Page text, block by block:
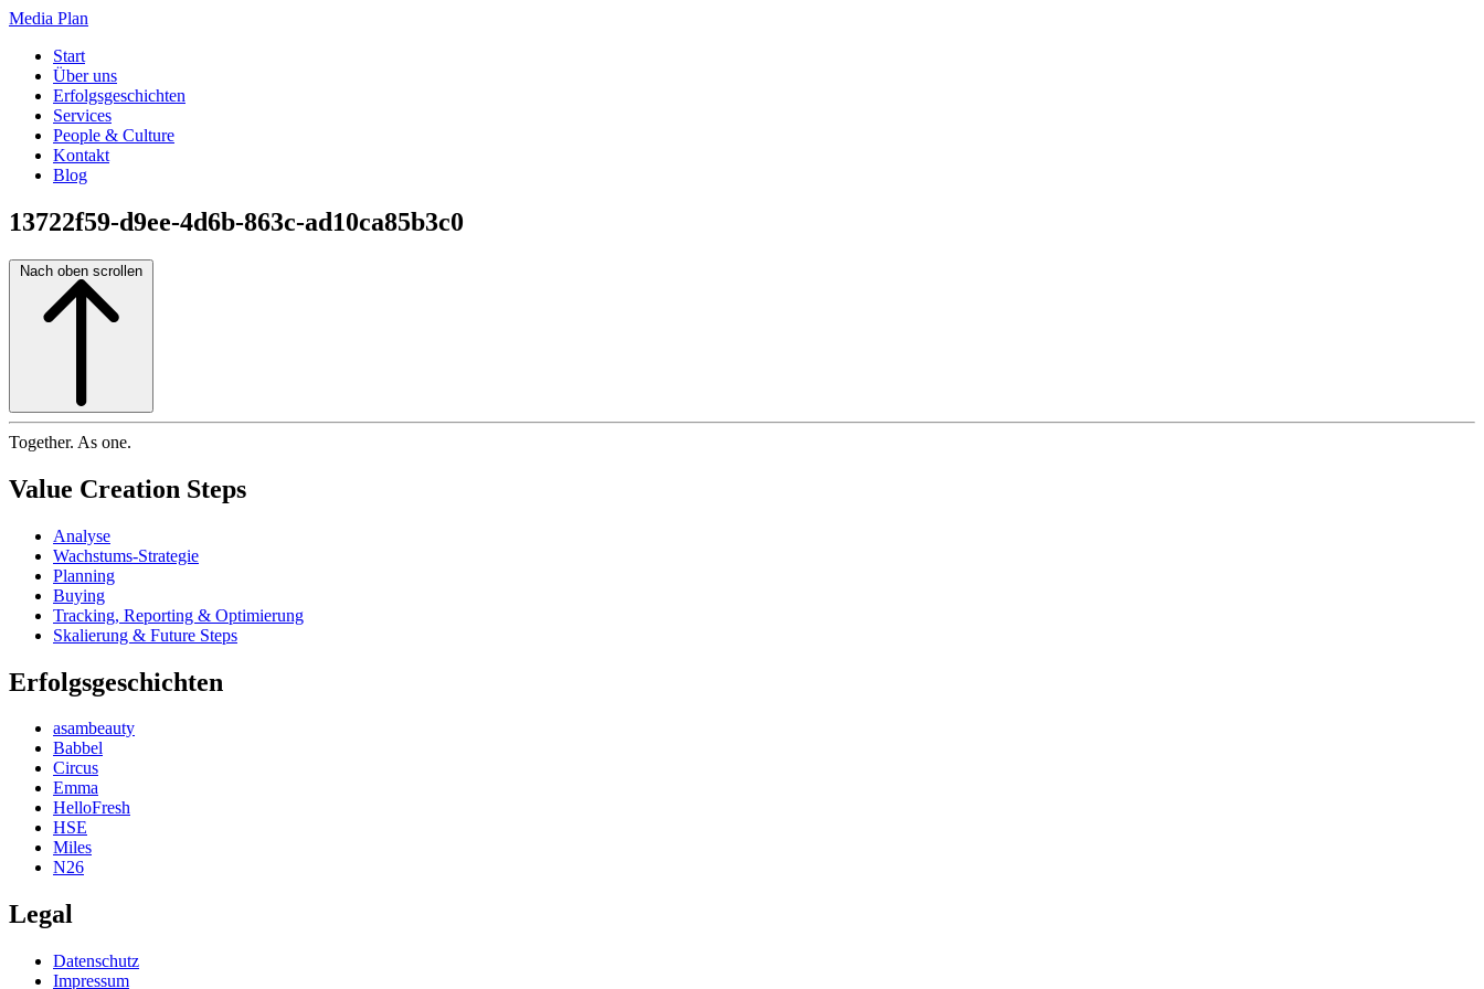
Media Plan
Start
Über uns
Erfolgsgeschichten
Services
People & Culture
Kontakt
Blog
13722f59-d9ee-4d6b-863c-ad10ca85b3c0
Nach oben scrollen
Together. As one.
Value Creation Steps
Analyse
Wachstums-Strategie
Planning
Buying
Tracking, Reporting & Optimierung
Skalierung & Future Steps
Erfolgsgeschichten
asambeauty
Babbel
Circus
Emma
HelloFresh
HSE
Miles
N26
Legal
Datenschutz
Impressum